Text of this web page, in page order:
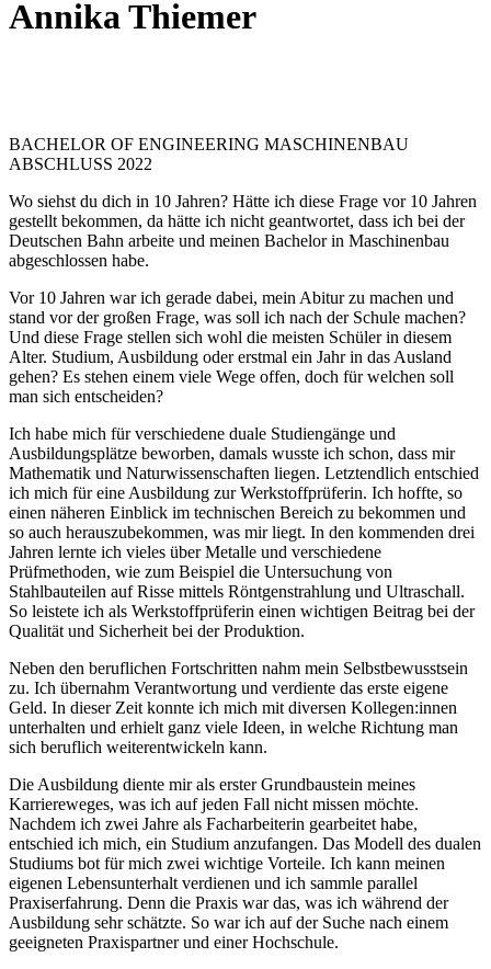
Annika Thiemer
BACHELOR OF ENGINEERING MASCHINENBAU
ABSCHLUSS 2022
Wo siehst du dich in 10 Jahren? Hätte ich diese Frage vor 10 Jahren
gestellt bekommen, da hätte ich nicht geantwortet, dass ich bei der
Deutschen Bahn arbeite und meinen Bachelor in Maschinenbau
abgeschlossen habe.
Vor 10 Jahren war ich gerade dabei, mein Abitur zu machen und
stand vor der großen Frage, was soll ich nach der Schule machen?
Und diese Frage stellen sich wohl die meisten Schüler in diesem
Alter. Studium, Ausbildung oder erstmal ein Jahr in das Ausland
gehen? Es stehen einem viele Wege offen, doch für welchen soll
man sich entscheiden?
Ich habe mich für verschiedene duale Studiengänge und
Ausbildungsplätze beworben, damals wusste ich schon, dass mir
Mathematik und Naturwissenschaften liegen. Letztendlich entschied
ich mich für eine Ausbildung zur Werkstoffprüferin. Ich hoffte, so
einen näheren Einblick im technischen Bereich zu bekommen und
so auch herauszubekommen, was mir liegt. In den kommenden drei
Jahren lernte ich vieles über Metalle und verschiedene
Prüfmethoden, wie zum Beispiel die Untersuchung von
Stahlbauteilen auf Risse mittels Röntgenstrahlung und Ultraschall.
So leistete ich als Werkstoffprüferin einen wichtigen Beitrag bei der
Qualität und Sicherheit bei der Produktion.
Neben den beruflichen Fortschritten nahm mein Selbstbewusstsein
zu. Ich übernahm Verantwortung und verdiente das erste eigene
Geld. In dieser Zeit konnte ich mich mit diversen Kollegen:innen
unterhalten und erhielt ganz viele Ideen, in welche Richtung man
sich beruflich weiterentwickeln kann.
Die Ausbildung diente mir als erster Grundbaustein meines
Karriereweges, was ich auf jeden Fall nicht missen möchte.
Nachdem ich zwei Jahre als Facharbeiterin gearbeitet habe,
entschied ich mich, ein Studium anzufangen. Das Modell des dualen
Studiums bot für mich zwei wichtige Vorteile. Ich kann meinen
eigenen Lebensunterhalt verdienen und ich sammle parallel
Praxiserfahrung. Denn die Praxis war das, was ich während der
Ausbildung sehr schätzte. So war ich auf der Suche nach einem
geeigneten Praxispartner und einer Hochschule.